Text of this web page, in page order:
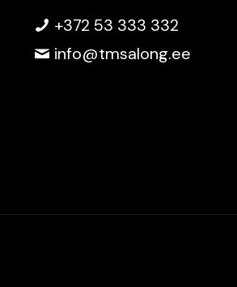
+372 53 333 332
info@tmsalong.ee